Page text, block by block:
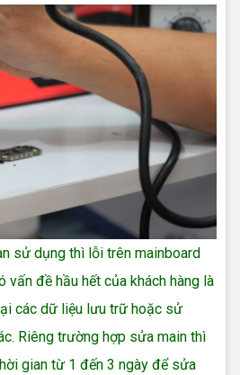
sử dụng thì lỗi trên mainboard
vấn đề hầu hết của khách hàng là
các dữ liệu lưu trữ hoặc sử
Riêng trường hợp sửa main thì
gian từ 1 đến 3 ngày để sửa